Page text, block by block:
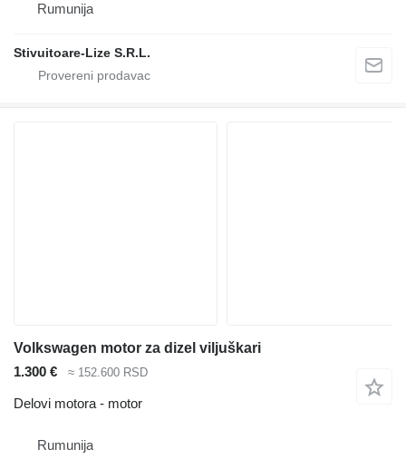
Rumunija
Stivuitoare-Lize S.R.L.
Volkswagen motor za dizel viljuškari
1.300 €
≈ 152.600 RSD
Delovi motora - motor
Rumunija